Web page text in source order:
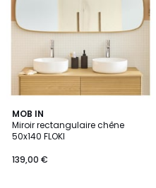
MOB IN
Miroir rectangulaire chêne
50x140 FLOKI
139,00 €
2
/
5